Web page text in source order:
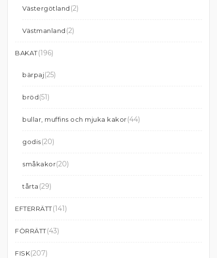
Västergötland (2)
Västmanland (2)
BAKAT(196)
bärpaj(25)
bröd(51)
bullar, muffins och mjuka kakor(44)
godis(20)
småkakor(20)
tårta (29)
EFTERRÄTT(141)
FÖRRÄTT(43)
FISK(207)